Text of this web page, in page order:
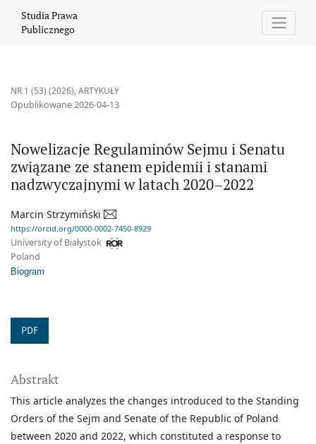
Studia Prawa
Publicznego
NR 1 (53) (2026),ARTYKUŁY
Nowelizacje Regulaminów Sejmu i Senatu
związane ze stanem epidemii i stanami
nadzwyczajnymi w latach 2020–2022
Opublikowane 2026-04-13
Marcin Strzymiński
https://orcid.org/0000-0002-7450-8929
University of Białystok
Poland
Biogram
PDF
Abstrakt
This article analyzes the changes introduced to the Standing
Orders of the Sejm and Senate of the Republic of Poland
between 2020 and 2022, which constituted a response to